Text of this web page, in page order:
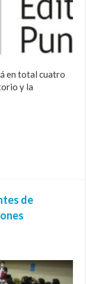
en total cuatro
y la
de